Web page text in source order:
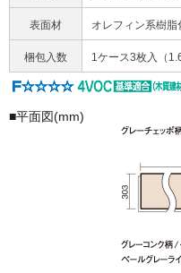
表面材 オレフィン系樹脂
梱包入数 1ケース3枚入（
■平面図(mm)